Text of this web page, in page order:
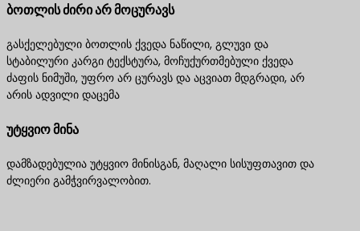
ბოთლის ძირი არ მოცურავს
გასქელებული ბოთლის ქვედა ნაწილი, გლუვი და
სტაბილური კარგი ტექსტურა, მოჩუქურთმებული ქვედა
ძაფის ნიმუში, უფრო არ ცურავს და აცვიათ მდგრადი, არ
არის ადვილი დაცემა
უტყვიო მინა
დამზადებულია უტყვიო მინისგან, მაღალი სისუფთავით და
ძლიერი გამჭვირვალობით.